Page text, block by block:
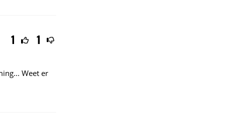
1 1
Weet er